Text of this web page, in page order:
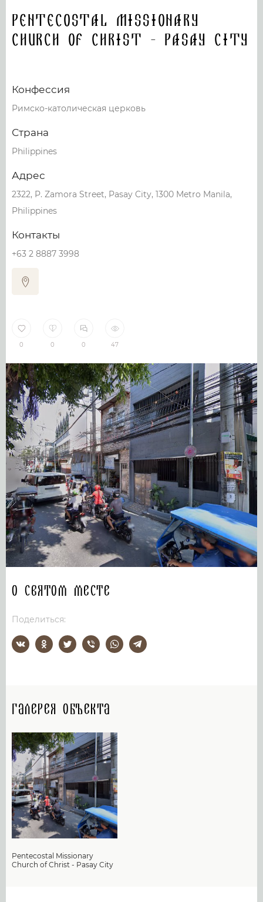
Pentecostal Missionary
Church of Christ - Pasay City
Конфессия
Римско-католическая церковь
Страна
Philippines
Адрес
2322, P. Zamora Street, Pasay City, 1300 Metro Manila,
Philippines
Контакты
+63 2 8887 3998
0 0 0 47
О святом месте
Поделиться:
Галерея объекта
Pentecostal Missionary
Church of Christ - Pasay City